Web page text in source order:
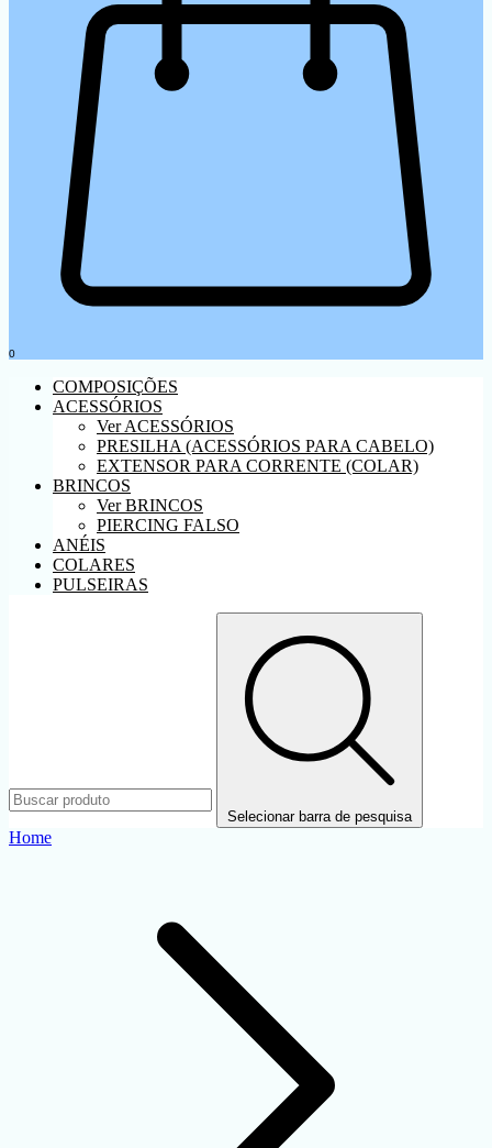
0
COMPOSIÇÕES
ACESSÓRIOS
Ver ACESSÓRIOS
PRESILHA (ACESSÓRIOS PARA CABELO)
EXTENSOR PARA CORRENTE (COLAR)
BRINCOS
Ver BRINCOS
PIERCING FALSO
ANÉIS
COLARES
PULSEIRAS
Selecionar barra de pesquisa
Home